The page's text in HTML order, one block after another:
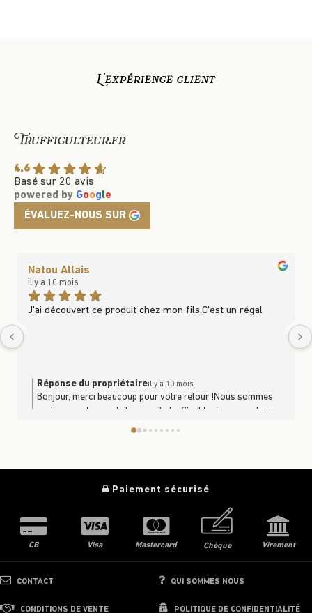
L'expérience client
Trufficulteur.fr
4.6
Basé sur 20 avis
powered by Google
ÉVALUEZ-NOUS SUR
Natou Allais
il y a 10 mois
J'ai découvert ce produit chez mon fils.C'est un régal
Réponse du propriétaireil y a 10 mois
Bonjour, merci beaucoup pour votre retour !Nous sommes
ravis que notre produit vous ait plu. C’est toujours un plaisir
de savoir que nos produits se partagent et se dégustent en
Paiement sécurisé
CB Visa Mastercard Chèque Virement
CONTACT QUI SOMMES NOUS
CONDITIONS DE VENTE POLITIQUE DE CONFIDENTIALITÉ